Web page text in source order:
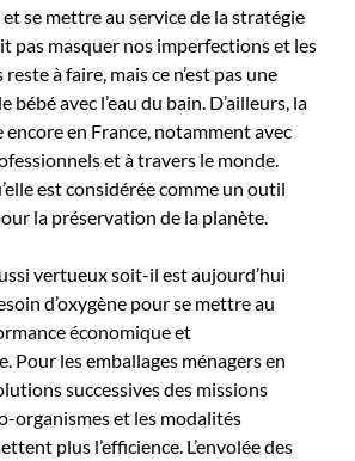
se mettre au service de la stratégie
pas masquer nos imperfections et les
à faire, mais ce n’est pas une
bébé avec l’eau du bain. D’ailleurs, la
encore en France, notamment avec
et à travers le monde.
est considérée comme un outil
la préservation de la planète.
vertueux soit-il est aujourd’hui
d’oxygène pour se mettre au
économique et
Pour les emballages ménagers en
successives des missions
organismes et les modalités
plus l’efficience. L’envolée des